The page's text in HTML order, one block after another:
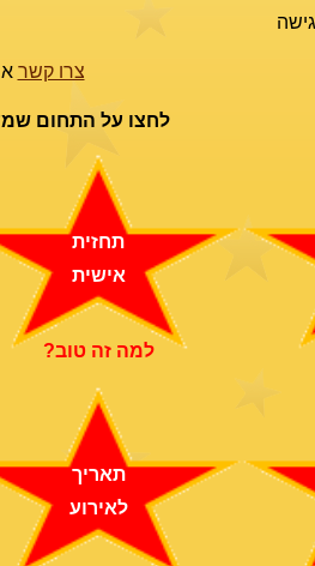
צרו קשר או
לחצו על התחום
תחזית
אישית
למה זה טוב?
תאריך
לאירוע